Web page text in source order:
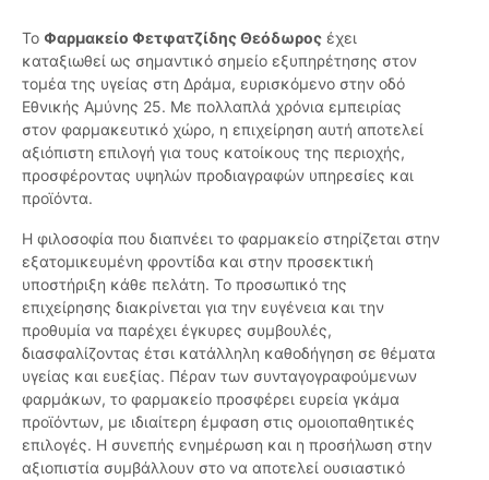
Το Φαρμακείο Φετφατζίδης Θεόδωρος έχει
καταξιωθεί ως σημαντικό σημείο εξυπηρέτησης στον
τομέα της υγείας στη Δράμα, ευρισκόμενο στην οδό
Εθνικής Αμύνης 25. Με πολλαπλά χρόνια εμπειρίας
στον φαρμακευτικό χώρο, η επιχείρηση αυτή αποτελεί
αξιόπιστη επιλογή για τους κατοίκους της περιοχής,
προσφέροντας υψηλών προδιαγραφών υπηρεσίες και
προϊόντα.
Η φιλοσοφία που διαπνέει το φαρμακείο στηρίζεται στην
εξατομικευμένη φροντίδα και στην προσεκτική
υποστήριξη κάθε πελάτη. Το προσωπικό της
επιχείρησης διακρίνεται για την ευγένεια και την
προθυμία να παρέχει έγκυρες συμβουλές,
διασφαλίζοντας έτσι κατάλληλη καθοδήγηση σε θέματα
υγείας και ευεξίας. Πέραν των συνταγογραφούμενων
φαρμάκων, το φαρμακείο προσφέρει ευρεία γκάμα
προϊόντων, με ιδιαίτερη έμφαση στις ομοιοπαθητικές
επιλογές. Η συνεπής ενημέρωση και η προσήλωση στην
αξιοπιστία συμβάλλουν στο να αποτελεί ουσιαστικό